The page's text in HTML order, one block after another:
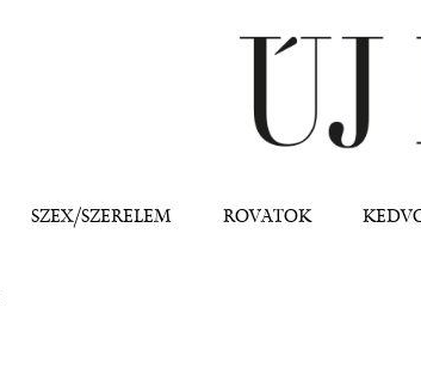
SZEX/SZERELEM ROVATOK